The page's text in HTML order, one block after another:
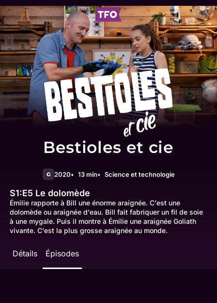
Bestioles et cie
G 2020 13 min Science et technologie
S1:E5 Le dolomède
Émilie rapporte à Bill une énorme araignée. C'est une
dolomède ou araignée d'eau. Bill fait fabriquer un fil de soie
à une mygale. Puis il montre à Émilie une araignée Goliath
vivante. C'est la plus grosse araignée au monde.
Détails Épisodes